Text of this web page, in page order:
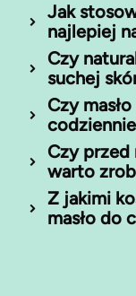
Jak
najlepiej
Czy
suchej
Czy
Czy przed
warto
Z jakimi
masło do